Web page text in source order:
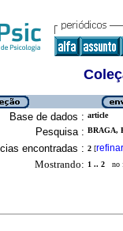
Base de dados : article
Pesquisa : BRAGA,
encontradas : 2 [refinar
Mostrando: 1 .. 2 no